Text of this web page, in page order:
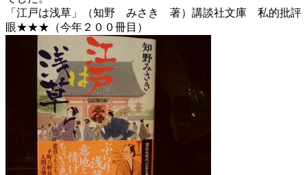
「江戸は浅草」（知野 みさき 著）講談社文庫 私的批評
眼★★★（今年２００冊目）